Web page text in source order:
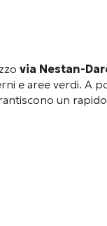
via Nestan-
e aree verdi. A
un